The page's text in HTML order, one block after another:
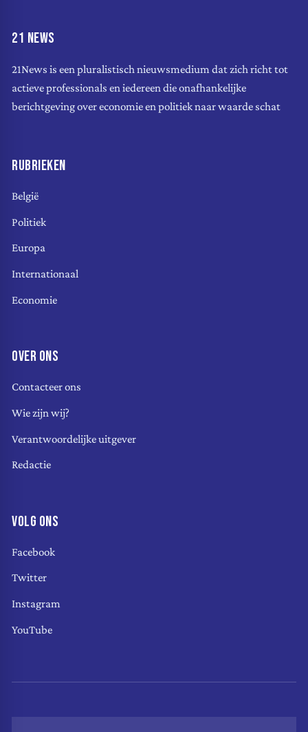
21 NEWS
21News is een pluralistisch nieuwsmedium dat zich richt tot
actieve professionals en iedereen die onafhankelijke
berichtgeving over economie en politiek naar waarde schat
RUBRIEKEN
België
Politiek
Europa
Internationaal
Economie
OVER ONS
Contacteer ons
Wie zijn wij?
Verantwoordelijke uitgever
Redactie
VOLG ONS
Facebook
Twitter
Instagram
YouTube